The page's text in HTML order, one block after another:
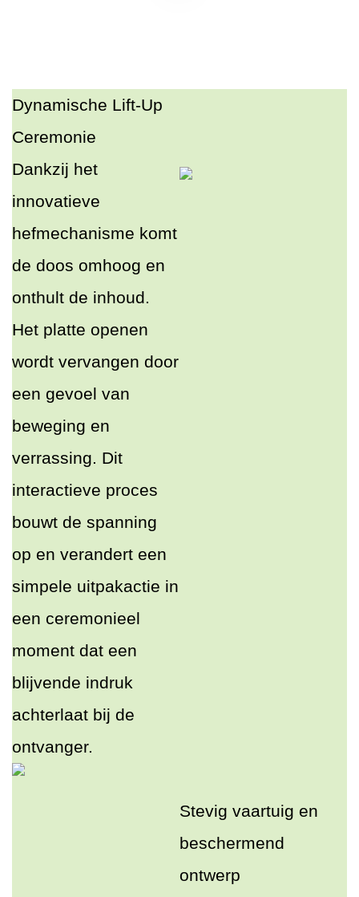
Dynamische Lift-Up
Ceremonie​
Dankzij het
innovatieve
hefmechanisme komt
de doos omhoog en
onthult de inhoud.
Het platte openen
wordt vervangen door
een gevoel van
beweging en
verrassing. Dit
interactieve proces
bouwt de spanning
op en verandert een
simpele uitpakactie in
een ceremonieel
moment dat een
blijvende indruk
achterlaat bij de
ontvanger.
Stevig vaartuig en
beschermend
ontwerp